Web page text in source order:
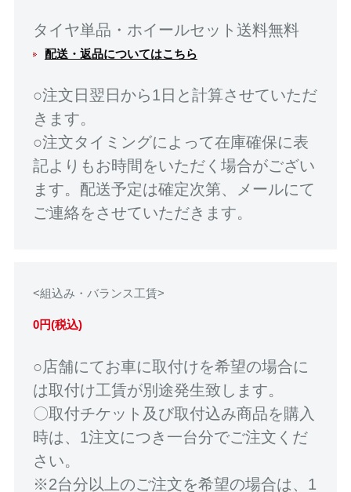
タイヤ単品・ホイールセット送料無料
配送・返品についてはこちら
○注文日翌日から1日と計算させていただ
きます。
○注文タイミングによって在庫確保に表
記よりもお時間をいただく場合がござい
ます。配送予定は確定次第、メールにて
ご連絡をさせていただきます。
<組込み・バランス工賃>
0円(税込)
○店舗にてお車に取付けを希望の場合に
は取付け工賃が別途発生致します。
〇取付チケット及び取付込み商品を購入
時は、1注文につき一台分でご注文くだ
さい。
※2台分以上のご注文を希望の場合は、1